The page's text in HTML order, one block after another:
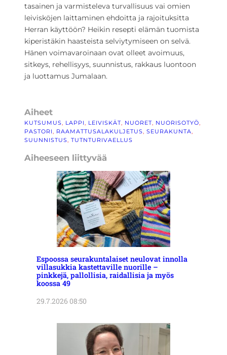
tasainen ja varmisteleva turvallisuus vai omien
leivisköjen laittaminen ehdoitta ja rajoituksitta
Herran käyttöön? Heikin resepti elämän tuomista
kiperistäkin haasteista selviytymiseen on selvä.
Hänen voimavaroinaan ovat olleet avoimuus,
sitkeys, rehellisyys, suunnistus, rakkaus luontoon
ja luottamus Jumalaan.
Aiheet
KUTSUMUS, LAPPI, LEIVISKÄT, NUORET, NUORISOTYÖ
PASTORI, RAAMATTUSALAKULJETUS, SEURAKUNTA
SUUNNISTUS, TUTNTURIVAELLUS
Aiheeseen liittyvää
Espoossa seurakuntalaiset neulovat innolla
villasukkia kastettaville nuorille –
pinkkejä, pallollisia, raidallisia ja myös
koossa 49
29.7.2026 08:50